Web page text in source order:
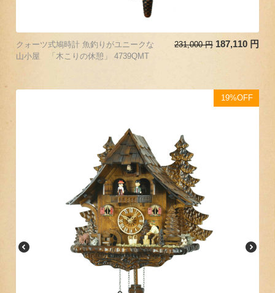
クォーツ式鳩時計 魚釣りがユニークな
山小屋 「木こりの休憩」 4739QMT
231,000 円 187,110 円
19%OFF